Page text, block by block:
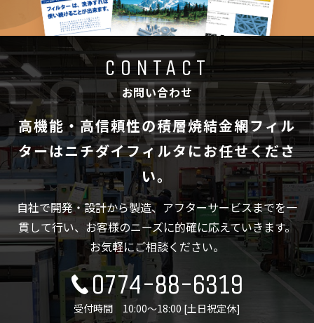
CONTACT
お問い合わせ
高機能・高信頼性の積層焼結金網フィル
ターはニチダイフィルタにお任せくださ
い。
自社で開発・設計から製造、アフターサービスまでを一
貫して行い、お客様のニーズに的確に応えていきます。
お気軽にご相談ください。
0774-88-6319
受付時間 10:00～18:00 [土日祝定休]